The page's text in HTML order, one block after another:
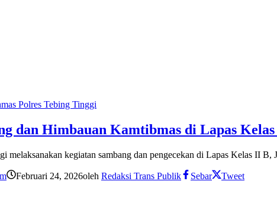
Polres Tebing Tinggi
dan Himbauan Kamtibmas di Lapas
kegiatan sambang dan pengecekan di Lapas Kelas II B,
Februari 24, 2026oleh Redaksi Trans Publik Sebar
Tweet